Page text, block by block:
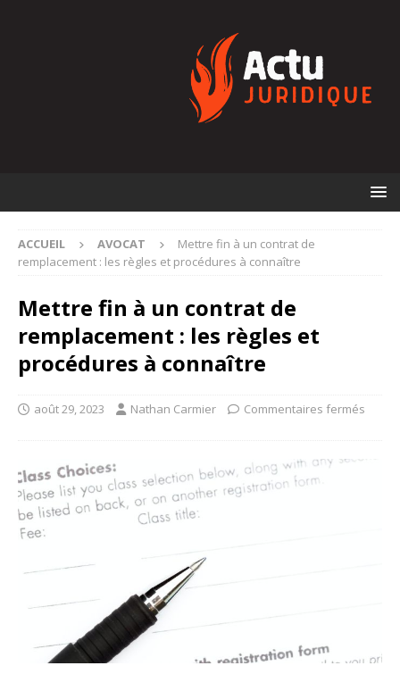
ACCUEIL AVOCAT
Mettre fin à un contrat de
remplacement : les règles et procédures à connaître
Mettre fin à un contrat de
remplacement : les règles et
procédures à connaître
août 29, 2023 Nathan Carmier Commentaires fermés